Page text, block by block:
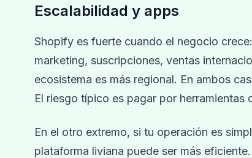
Escalabilidad y apps
Shopify es fuerte cuando el negocio
marketing, suscripciones, ventas
ecosistema es más regional. En ambos
El riesgo típico es pagar por herramientas
En el otro extremo, si tu operación es
plataforma liviana puede ser más